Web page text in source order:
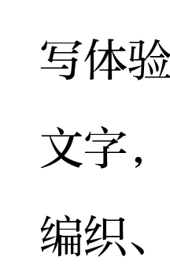
写体
文字
编织